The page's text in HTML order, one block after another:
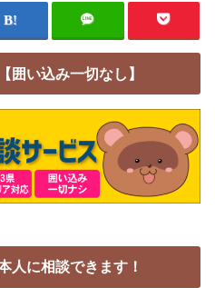
囲い込み一切なし】
人に相談できます！